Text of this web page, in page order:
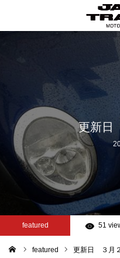
更新日
featured 51
featured 更新日 ３月
在庫車
会社概要
カテゴリー
工場日誌
お問い合わせ